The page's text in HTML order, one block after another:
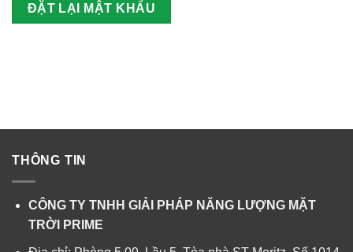
ĐẶT LẠI MẬT KHẨU
THÔNG TIN
CÔNG TY TNHH GIẢI PHÁP NĂNG LƯỢNG MẶT
TRỜI PRIME